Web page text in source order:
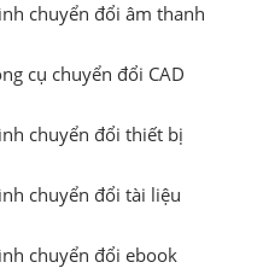
chuyển đổi âm thanh
cụ chuyển đổi CAD
chuyển đổi thiết bị
chuyển đổi tài liệu
chuyển đổi ebook